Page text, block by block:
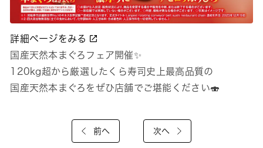
詳細ページをみる
国産天然本まぐろフェア開催✨
120kg超から厳選したくら寿司史上最高品質の
国産天然本まぐろをぜひ店舗でご堪能ください🍣
前へ 次へ